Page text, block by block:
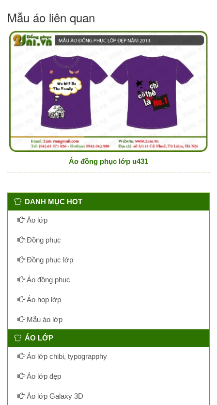
Mẫu áo liên quan
Áo đồng phục lớp u431
DANH MỤC HOT
Áo lớp
Đồng phục
Đồng phục lớp
Áo đồng phục
Áo họp lớp
Mẫu áo lớp
ÁO LỚP
Áo lớp chibi, typograpphy
Áo lớp đẹp
Áo lớp Galaxy 3D